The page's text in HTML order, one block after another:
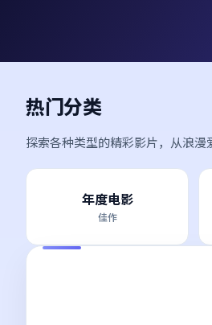
热门分类
探索各种类型的精彩影片，从浪漫
年度电影
佳作